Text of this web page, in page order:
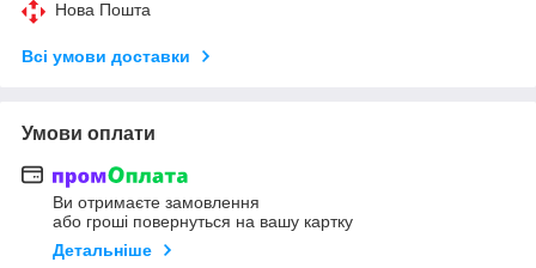
Нова Пошта
Всі умови доставки
Умови оплати
Ви отримаєте замовлення
або гроші повернуться на вашу картку
Детальніше